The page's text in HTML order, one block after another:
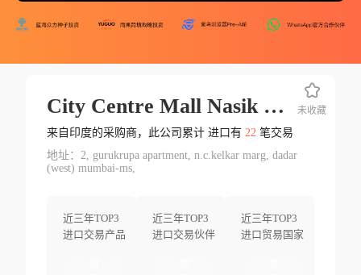
City Centre Mall Nasik Pvt Ltd.
来自印度的采购商，此公司累计 进口有 22笔交易
地址：2, gurukrupa apartment, n.c.kelkar marg, dadar
(west) mumbai-ms,
近三年TOP3
进口交易产品
近三年TOP3
进口交易伙伴
近三年TOP3
进口贸易国家
未收藏